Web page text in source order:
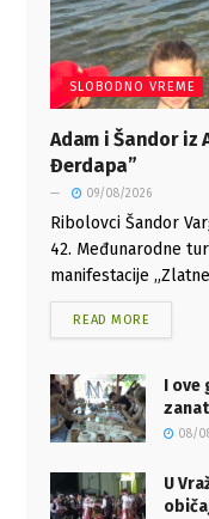
SLOBODNO VREME
Adam i Šandor iz
Đerdapa”
09/08/2026
Ribolovci Šandor
42. Međunarodne
manifestacije
READ MORE
I ove
08/
U